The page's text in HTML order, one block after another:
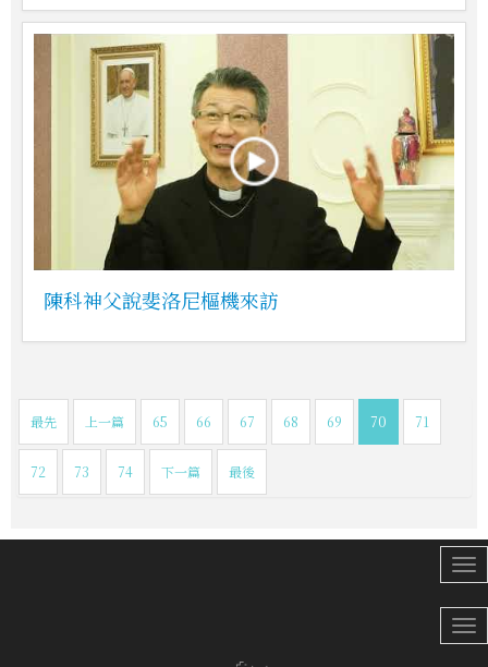
陳科神父說斐洛尼樞機來訪
最先 上一篇 65 66 67 68 69 70 71
72 73 74 下一篇 最後